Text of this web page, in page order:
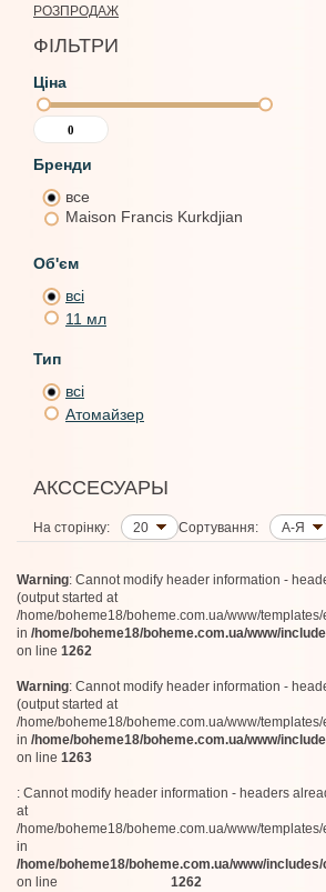
РОЗПРОДАЖ
ФІЛЬТРИ
Ціна
Бренди
все
Maison Francis Kurkdjian
Об'єм
всі
11 мл
Тип
всі
Атомайзер
АКССЕСУАРЫ
На сторінку: 20 Сортування: А-Я
Warning: Cannot modify header information -
(output started at
/home/boheme18/boheme.com.ua/www/
in /home/boheme18/boheme.com.ua/www/
on line 1262
Warning: Cannot modify header information -
(output started at
/home/boheme18/boheme.com.ua/www/
in /home/boheme18/boheme.com.ua/www/
on line 1263
: Cannot modify header information - headers
at
/home/boheme18/boheme.com.ua/www/
in
/home/boheme18/boheme.com.ua/www/
on line
1262